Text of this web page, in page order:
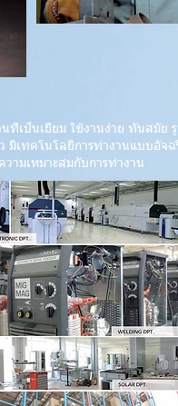
ที่เป็นเยี่ยม ใช้งานง่าย ทันสมัย
มีเทคโนโลยีการทำงานแบบอัจ
ามเหมาะสมกับการทำงาน